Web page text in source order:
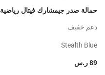
حمالة صدر جيمشارك فيتال رياضية
دعم خفيف
Stealth Blue
89 ر.س